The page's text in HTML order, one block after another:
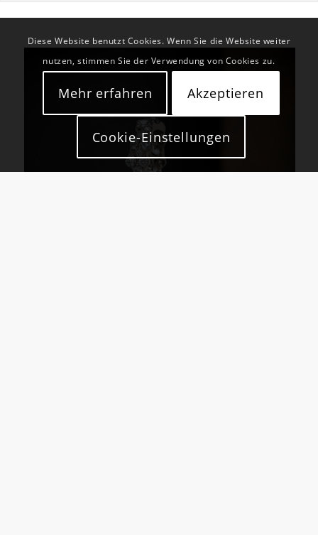
Diese Website benutzt Cookies. Wenn Sie die Website weiter
nutzen, stimmen Sie der Verwendung von Cookies zu.
Mehr erfahren Akzeptieren
Cookie-Einstellungen